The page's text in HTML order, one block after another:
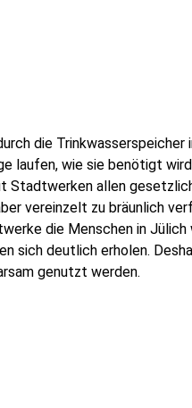
die Trinkwasserspeicher
laufen, wie sie benötigt
Stadtwerken allen
vereinzelt zu bräunlich
die Menschen in Jülich
sich deutlich erholen.
genutzt werden.